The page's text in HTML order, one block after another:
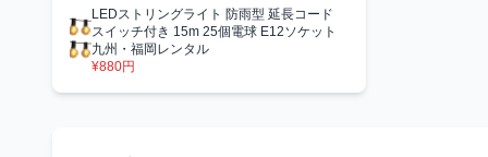
LEDストリングライト 防雨型 延長コード
スイッチ付き 15m 25個電球 E12ソケット
九州・福岡レンタル
¥880円